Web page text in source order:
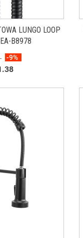
LUNGO LOOP
B8978
-9%